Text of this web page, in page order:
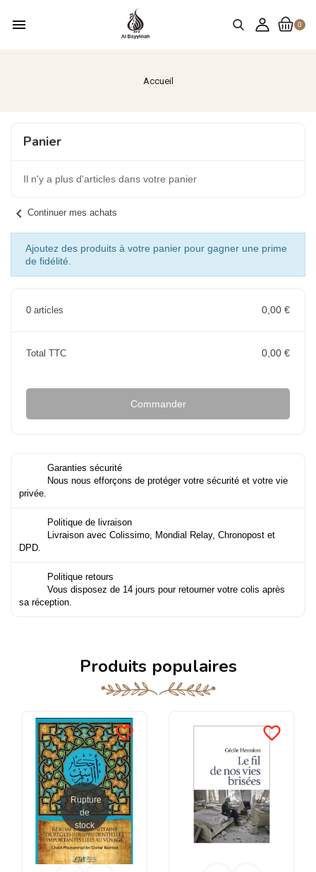
0
menu
Accueil
Panier
Il n'y a plus d'articles dans votre panier
chevron_left Continuer mes achats
Ajoutez des produits à votre panier pour gagner une prime
de fidélité.
0 articles 0,00 €
Total TTC 0,00 €
Commander
Garanties sécurité
Nous nous efforçons de protéger votre sécurité et votre vie
privée.
Politique de livraison
Livraison avec Colissimo, Mondial Relay, Chronopost et
DPD.
Politique retours
Vous disposez de 14 jours pour retourner votre colis après
sa réception.
Produits populaires
favorite_border
Rupture
de
stock
favorite_border